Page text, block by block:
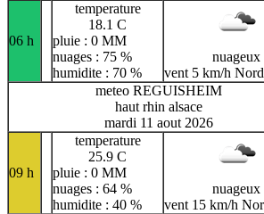
06 h
temperature
18.1 C
pluie : 0 MM
nuages : 75 %
humidite : 70 %
nuageux
vent 5 km/h
meteo REGUISHEIM
haut rhin alsace
mardi 11 aout 2026
09 h
temperature
25.9 C
pluie : 0 MM
nuages : 64 %
humidite : 40 %
nuageux
vent 15 km/h